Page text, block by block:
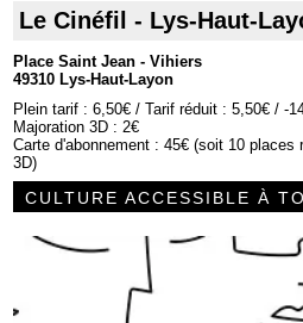
Le Cinéfil - Lys-Haut-
Place Saint Jean - Vihiers
49310 Lys-Haut-Layon
Plein tarif : 6,50€ / Tarif réduit : 5,50€ / -
Majoration 3D : 2€
Carte d'abonnement : 45€ (soit 10 places
3D)
CULTURE ACCESSIBLE À